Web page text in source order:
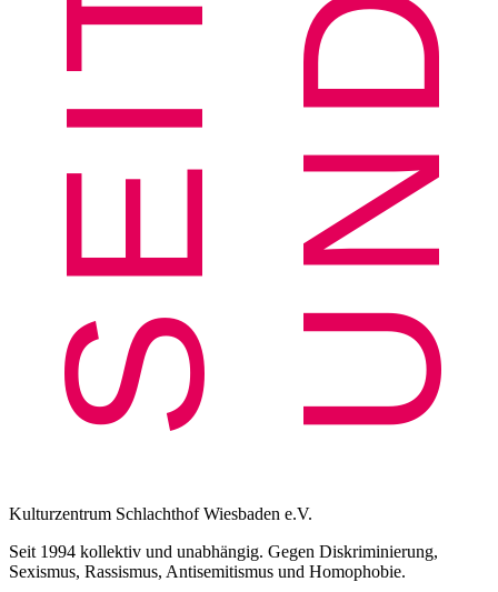
Kulturzentrum Schlachthof Wiesbaden e.V.
Seit 1994 kollektiv und unabhängig. Gegen Diskriminierung,
Sexismus, Rassismus, Antisemitismus und Homophobie.